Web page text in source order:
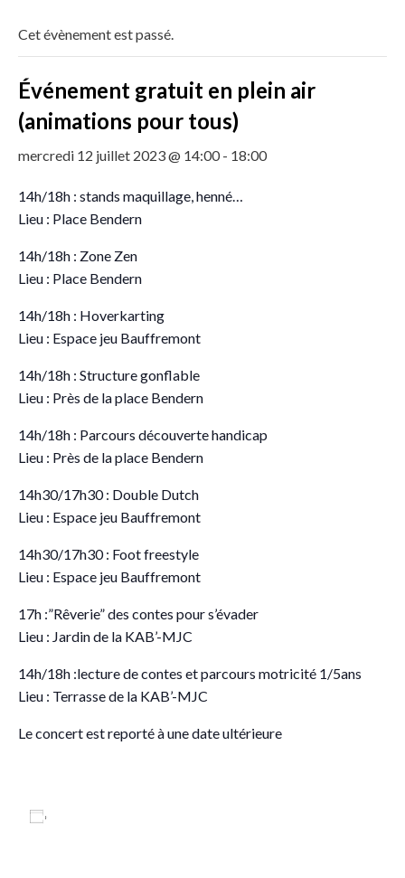
Cet évènement est passé.
Événement gratuit en plein air
(animations pour tous)
mercredi 12 juillet 2023 @ 14:00- 18:00
14h/18h : stands maquillage, henné…
Lieu : Place Bendern
14h/18h : Zone Zen
Lieu : Place Bendern
14h/18h : Hoverkarting
Lieu : Espace jeu Bauffremont
14h/18h : Structure gonflable
Lieu : Près de la place Bendern
14h/18h : Parcours découverte handicap
Lieu : Près de la place Bendern
14h30/17h30 : Double Dutch
Lieu : Espace jeu Bauffremont
14h30/17h30 : Foot freestyle
Lieu : Espace jeu Bauffremont
17h :”Rêverie” des contes pour s’évader
Lieu : Jardin de la KAB’-MJC
14h/18h :lecture de contes et parcours motricité 1/5ans
Lieu : Terrasse de la KAB’-MJC
Le concert est reporté à une date ultérieure